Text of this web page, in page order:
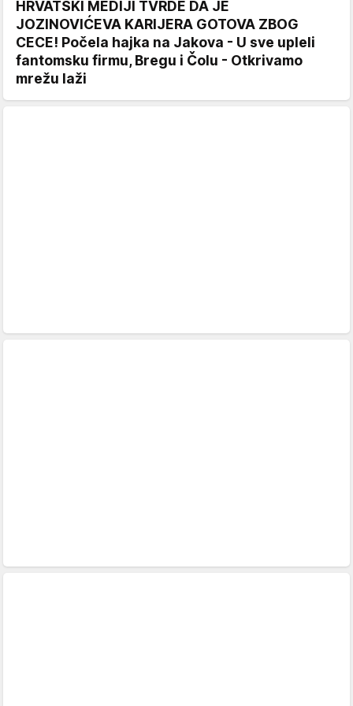
HRVATSKI MEDIJI TVRDE DA JE
JOZINOVIĆEVA KARIJERA GOTOVA ZBOG
CECE! Počela hajka na Jakova - U sve upleli
fantomsku firmu, Bregu i Čolu - Otkrivamo
mrežu laži